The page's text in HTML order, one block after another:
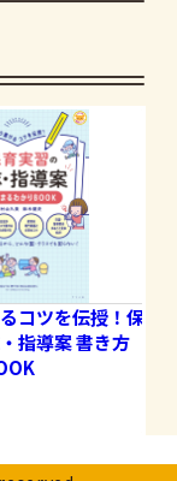
コツを伝授！保
指導案 書き方